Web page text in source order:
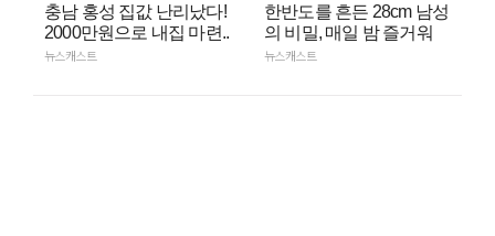
충남 홍성 집값 난리났다!
2000만원으로 내집 마련..
뉴스캐스트
한반도를 흔든 28cm 남성
의 비밀, 매일 밤 즐거워
뉴스캐스트